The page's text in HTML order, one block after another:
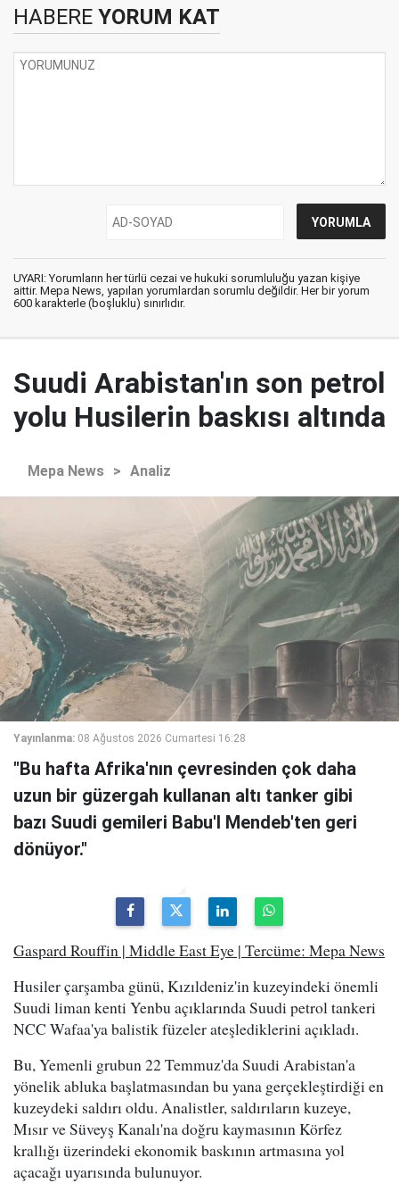
HABERE YORUM KAT
UYARI: Yorumların her türlü cezai ve hukuki sorumluluğu yazan kişiye
aittir. Mepa News, yapılan yorumlardan sorumlu değildir. Her bir yorum
600 karakterle (boşluklu) sınırlıdır.
Suudi Arabistan'ın son petrol
yolu Husilerin baskısı altında
Mepa News > Analiz
Yayınlanma: 08 Ağustos 2026 Cumartesi 16:28
"Bu hafta Afrika'nın çevresinden çok daha
uzun bir güzergah kullanan altı tanker gibi
bazı Suudi gemileri Babu'l Mendeb'ten geri
dönüyor."
Gaspard Rouffin | Middle East Eye | Tercüme: Mepa News
Husiler çarşamba günü, Kızıldeniz'in kuzeyindeki önemli
Suudi liman kenti Yenbu açıklarında Suudi petrol tankeri
NCC Wafaa'ya balistik füzeler ateşlediklerini açıkladı.
Bu, Yemenli grubun 22 Temmuz'da Suudi Arabistan'a
yönelik abluka başlatmasından bu yana gerçekleştirdiği en
kuzeydeki saldırı oldu. Analistler, saldırıların kuzeye,
Mısır ve Süveyş Kanalı'na doğru kaymasının Körfez
krallığı üzerindeki ekonomik baskının artmasına yol
açacağı uyarısında bulunuyor.